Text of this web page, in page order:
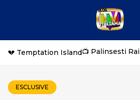
💔 Temptation Island📺 Palinsesti
ESCLUSIVE